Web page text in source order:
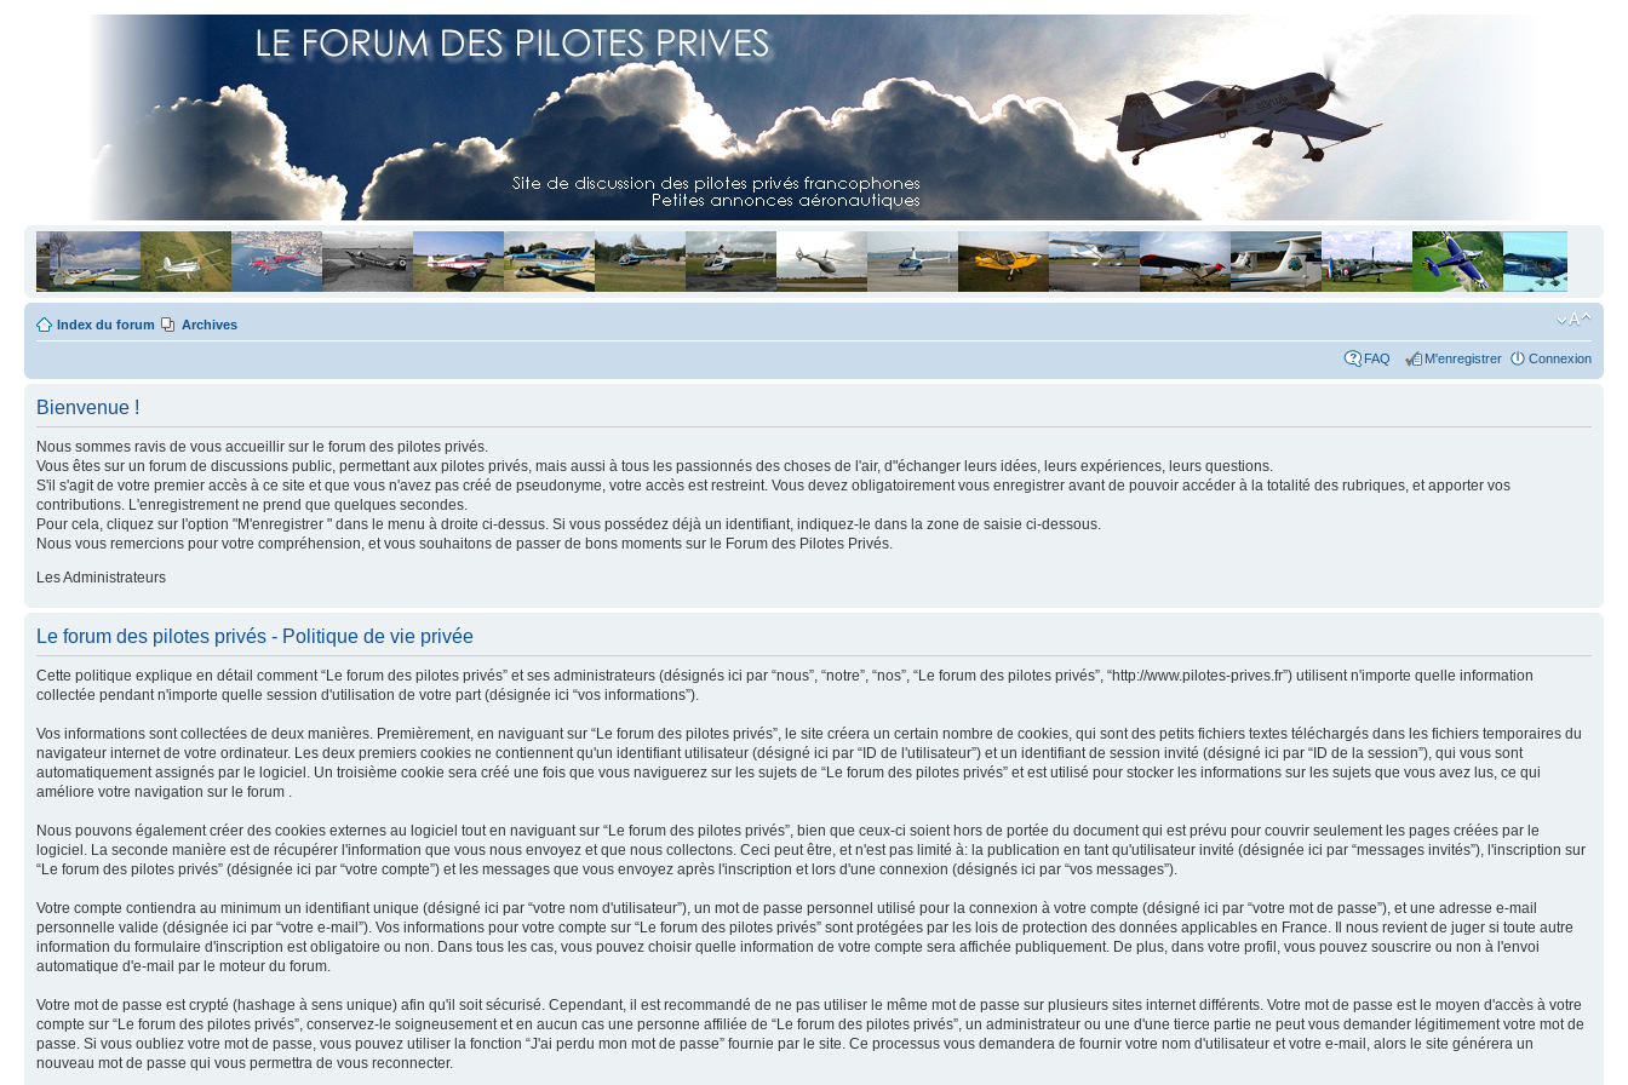
Index du forum Archives
FAQ M'enregistrer Connexion
Bienvenue !
Nous sommes ravis de vous accueillir sur le forum des pilotes privés.
Vous êtes sur un forum de discussions public, permettant aux pilotes privés, mais aussi à tous les passionnés des choses de l'air, d"échanger leurs idées, leurs expériences, leurs questions.
S'il s'agit de votre premier accès à ce site et que vous n'avez pas créé de pseudonyme, votre accès est restreint. Vous devez obligatoirement vous enregistrer avant de pouvoir accéder à la totalité des rubriques, et apporter vos
contributions. L'enregistrement ne prend que quelques secondes.
Pour cela, cliquez sur l'option "M'enregistrer " dans le menu à droite ci-dessus. Si vous possédez déjà un identifiant, indiquez-le dans la zone de saisie ci-dessous.
Nous vous remercions pour votre compréhension, et vous souhaitons de passer de bons moments sur le Forum des Pilotes Privés.
Les Administrateurs
Le forum des pilotes privés - Politique de vie privée
Cette politique explique en détail comment “Le forum des pilotes privés” et ses administrateurs (désignés ici par “nous”, “notre”, “nos”, “Le forum des pilotes privés”, “http://www.pilotes-prives.fr”) utilisent n'importe quelle information
collectée pendant n'importe quelle session d'utilisation de votre part (désignée ici “vos informations”).
Vos informations sont collectées de deux manières. Premièrement, en naviguant sur “Le forum des pilotes privés”, le site créera un certain nombre de cookies, qui sont des petits fichiers textes téléchargés dans les fichiers temporaires du
navigateur internet de votre ordinateur. Les deux premiers cookies ne contiennent qu'un identifiant utilisateur (désigné ici par “ID de l'utilisateur”) et un identifiant de session invité (désigné ici par “ID de la session”), qui vous sont
automatiquement assignés par le logiciel. Un troisième cookie sera créé une fois que vous naviguerez sur les sujets de “Le forum des pilotes privés” et est utilisé pour stocker les informations sur les sujets que vous avez lus, ce qui
améliore votre navigation sur le forum .
Nous pouvons également créer des cookies externes au logiciel tout en naviguant sur “Le forum des pilotes privés”, bien que ceux-ci soient hors de portée du document qui est prévu pour couvrir seulement les pages créées par le
logiciel. La seconde manière est de récupérer l'information que vous nous envoyez et que nous collectons. Ceci peut être, et n'est pas limité à: la publication en tant qu'utilisateur invité (désignée ici par “messages invités”), l'inscription sur
“Le forum des pilotes privés” (désignée ici par “votre compte”) et les messages que vous envoyez après l'inscription et lors d'une connexion (désignés ici par “vos messages”).
Votre compte contiendra au minimum un identifiant unique (désigné ici par “votre nom d'utilisateur”), un mot de passe personnel utilisé pour la connexion à votre compte (désigné ici par “votre mot de passe”), et une adresse e-mail
personnelle valide (désignée ici par “votre e-mail”). Vos informations pour votre compte sur “Le forum des pilotes privés” sont protégées par les lois de protection des données applicables en France. Il nous revient de juger si toute autre
information du formulaire d'inscription est obligatoire ou non. Dans tous les cas, vous pouvez choisir quelle information de votre compte sera affichée publiquement. De plus, dans votre profil, vous pouvez souscrire ou non à l'envoi
automatique d'e-mail par le moteur du forum.
Votre mot de passe est crypté (hashage à sens unique) afin qu'il soit sécurisé. Cependant, il est recommandé de ne pas utiliser le même mot de passe sur plusieurs sites internet différents. Votre mot de passe est le moyen d'accès à votre
compte sur “Le forum des pilotes privés”, conservez-le soigneusement et en aucun cas une personne affiliée de “Le forum des pilotes privés”, un administrateur ou une d'une tierce partie ne peut vous demander légitimement votre mot de
passe. Si vous oubliez votre mot de passe, vous pouvez utiliser la fonction “J'ai perdu mon mot de passe” fournie par le site. Ce processus vous demandera de fournir votre nom d'utilisateur et votre e-mail, alors le site générera un
nouveau mot de passe qui vous permettra de vous reconnecter.